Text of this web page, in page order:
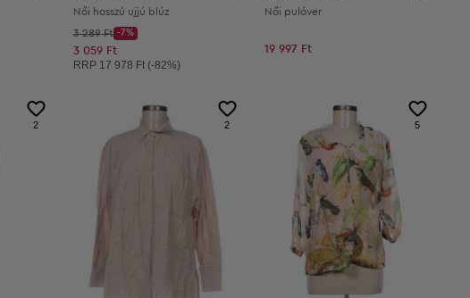
Női hosszú ujjú blúz
Kezdő ár:
3 289 Ft
Discount Price:
-7%
Csökkentett ár:
3 059 Ft
Ajánlott ár:
RRP 17 978 Ft (-82%)
Női pulóver
19 997 Ft
2 2 5